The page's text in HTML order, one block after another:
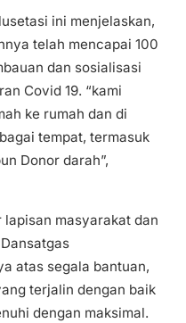
ini menjelaskan,
telah mencapai 100
dan sosialisasi
Covid 19. “kami
ke rumah dan di
tempat, termasuk
Donor darah”,
lapisan masyarakat dan
atas segala bantuan,
terjalin dengan baik
dengan maksimal.